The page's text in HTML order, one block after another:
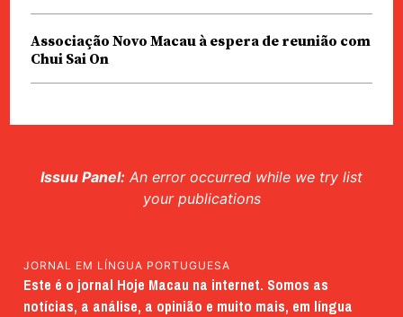
Associação Novo Macau à espera de reunião com
Chui Sai On
Issuu Panel: An error occurred while we try list
your publications
JORNAL EM LÍNGUA PORTUGUESA
Este é o jornal Hoje Macau na internet. Somos as
notícias, a análise, a opinião e muito mais, em língua